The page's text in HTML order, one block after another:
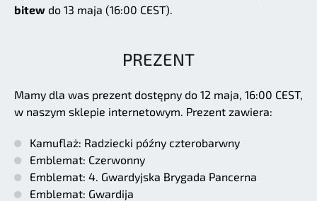
bitew do 13 maja (16:00 CEST).
PREZENT
Mamy dla was prezent dostępny do 12 maja, 16:00 CEST,
w naszym sklepie internetowym. Prezent zawiera:
Kamuflaż: Radziecki późny czterobarwny
Emblemat: Czerwonny
Emblemat: 4. Gwardyjska Brygada Pancerna
Emblemat: Gwardija